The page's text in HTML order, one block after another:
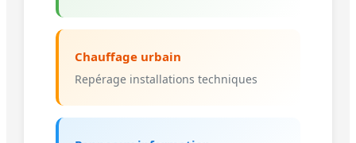
Chauffage urbain
Repérage installations techniques